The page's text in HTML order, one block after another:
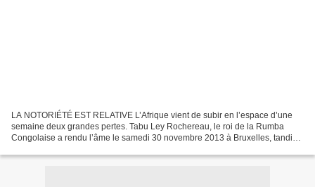
LA NOTORIÉTÉ EST RELATIVE L’Afrique vient de subir en l’espace d’une
semaine deux grandes pertes. Tabu Ley Rochereau, le roi de la Rumba
Congolaise a rendu l’âme le samedi 30 novembre 2013 à Bruxelles, tandis